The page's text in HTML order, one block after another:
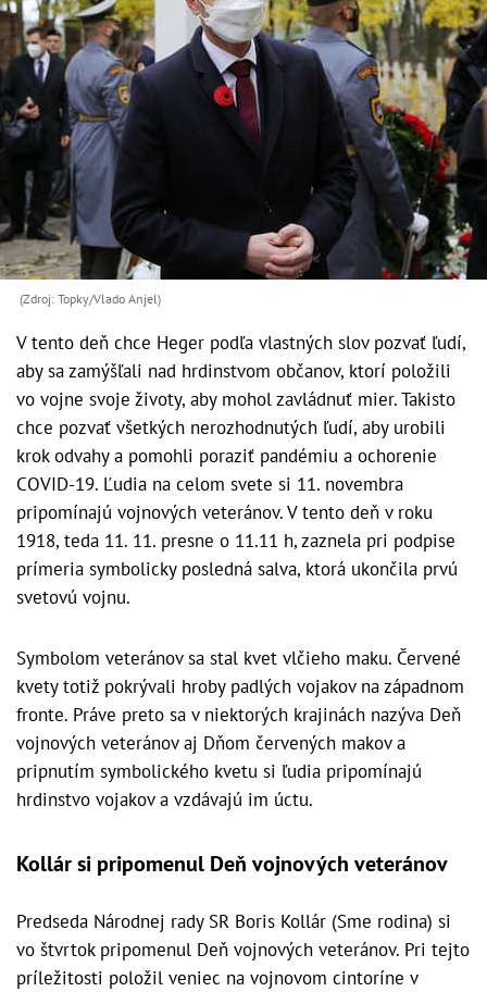
(Zdroj: Topky/Vlado Anjel)
V tento deň chce Heger podľa vlastných slov pozvať ľudí,
aby sa zamýšľali nad hrdinstvom občanov, ktorí položili
vo vojne svoje životy, aby mohol zavládnuť mier. Takisto
chce pozvať všetkých nerozhodnutých ľudí, aby urobili
krok odvahy a pomohli poraziť pandémiu a ochorenie
COVID-19. Ľudia na celom svete si 11. novembra
pripomínajú vojnových veteránov. V tento deň v roku
1918, teda 11. 11. presne o 11.11 h, zaznela pri podpise
prímeria symbolicky posledná salva, ktorá ukončila prvú
svetovú vojnu.
Symbolom veteránov sa stal kvet vlčieho maku. Červené
kvety totiž pokrývali hroby padlých vojakov na západnom
fronte. Práve preto sa v niektorých krajinách nazýva Deň
vojnových veteránov aj Dňom červených makov a
pripnutím symbolického kvetu si ľudia pripomínajú
hrdinstvo vojakov a vzdávajú im úctu.
Kollár si pripomenul Deň vojnových veteránov
Predseda Národnej rady SR Boris Kollár (Sme rodina) si
vo štvrtok pripomenul Deň vojnových veteránov. Pri tejto
príležitosti položil veniec na vojnovom cintoríne v